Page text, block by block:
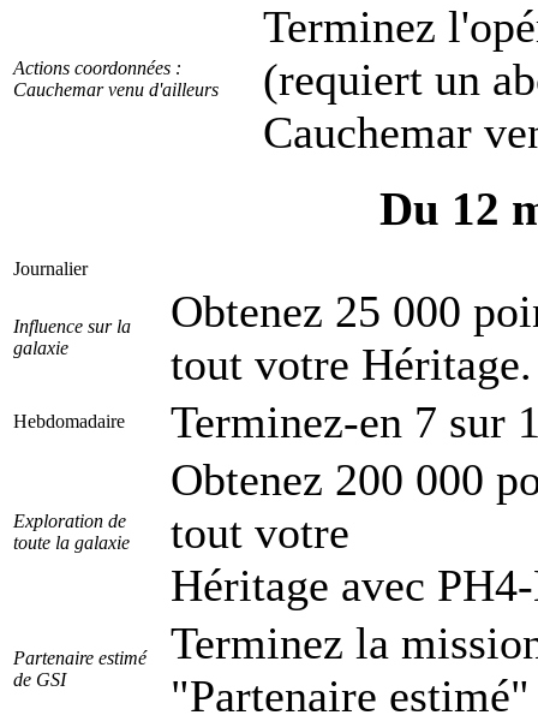
Actions coordonnées :
Cauchemar venu d'ailleurs
Terminez
(requiert un
Cauchemar
Du 12
Journalier
Influence sur la
galaxie
Obtenez 25 000
tout votre Héritage.
Hebdomadaire Terminez-en 7 sur
Exploration de
toute la galaxie
Obtenez 200 000
tout votre
Héritage avec
Partenaire estimé
de GSI
Terminez la
"Partenaire